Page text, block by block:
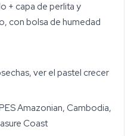
+ capa de perlita y
con bolsa de humedad
ver el pastel crecer
Amazonian, Cambodia,
Coast